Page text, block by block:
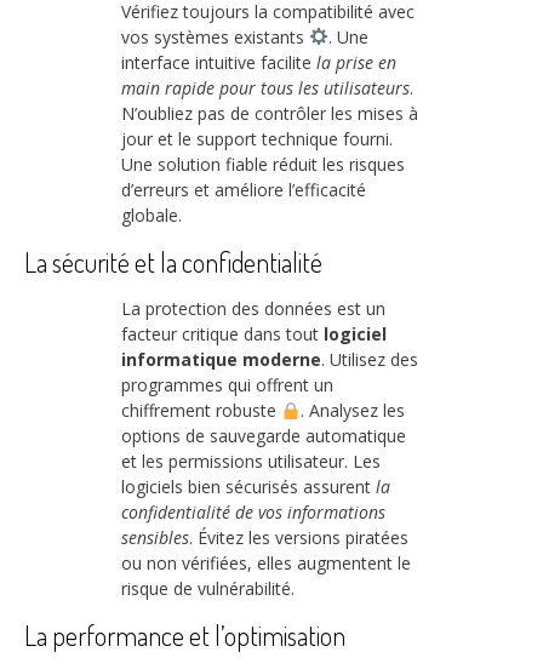
Vérifiez toujours la compatibilité avec
vos systèmes existants
. Une
interface intuitive facilite la prise en
main rapide pour tous les utilisateurs.
N’oubliez pas de contrôler les mises à
jour et le support technique fourni.
Une solution fiable réduit les risques
d’erreurs et améliore l’efficacité
globale.
La sécurité et la confidentialité
La protection des données est un
facteur critique dans tout logiciel
informatique moderne. Utilisez des
programmes qui offrent un
chiffrement robuste
. Analysez les
options de sauvegarde automatique
et les permissions utilisateur. Les
logiciels bien sécurisés assurent la
confidentialité de vos informations
sensibles. Évitez les versions piratées
ou non vérifiées, elles augmentent le
risque de vulnérabilité.
La performance et l’optimisation